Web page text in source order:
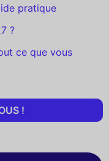
pratique
?
ce que vous
!